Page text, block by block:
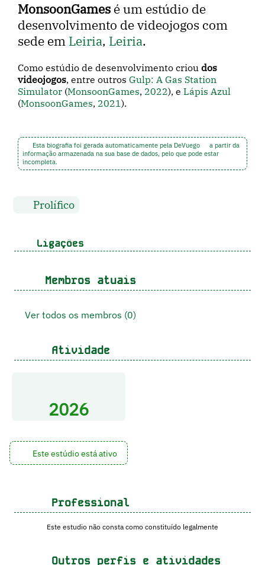
MonsoonGames é um estúdio de
desenvolvimento de videojogos com
sede em Leiria, Leiria.
Como estúdio de desenvolvimento crioudos
videojogos, entre outrosGulp: A Gas Station
Simulator (MonsoonGames, 2022), eLápis Azul
(MonsoonGames, 2021).
Esta biografia foi gerada automaticamente pela DeVuego
a partir da
informação armazenada na sua base de dados, pelo que pode estar
incompleta.
Prolífico
Ligações
Membros atuais
Ver todos os membros (0)
Atividade
2026
Este estúdio está ativo
Professional
Este estudio não consta como constituído legalmente
Outros perfis e atividades